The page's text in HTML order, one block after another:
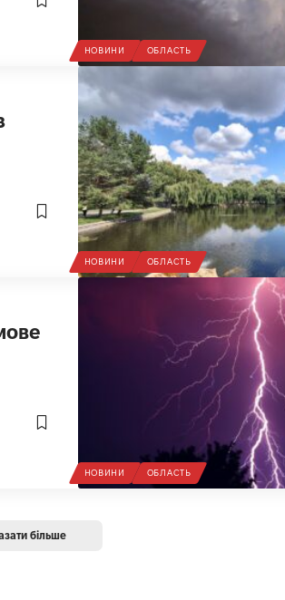
НОВИНИ ОБЛАСТЬ
НОВИНИ ОБЛАСТЬ
НОВИНИ ОБЛАСТЬ
більше